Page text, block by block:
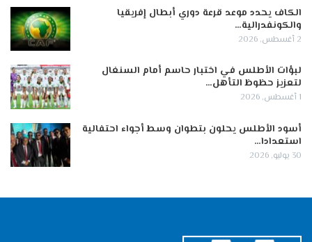
الكاف يحدد موعد قرعة دوري أبطال إفريقيا
والكونفدرالية…
2 أغسطس, 2026
لبؤات الأطلس في اختبار حاسم أمام السنغال
لتعزيز حظوظ التأهل…
1 أغسطس, 2026
أسود الأطلس يحلون بتطوان وسط أجواء احتفالية
استعدادا…
30 يوليو, 2026